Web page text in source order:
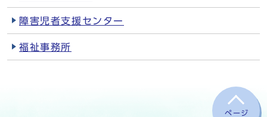
障害児者支援センター
福祉事務所
ページ